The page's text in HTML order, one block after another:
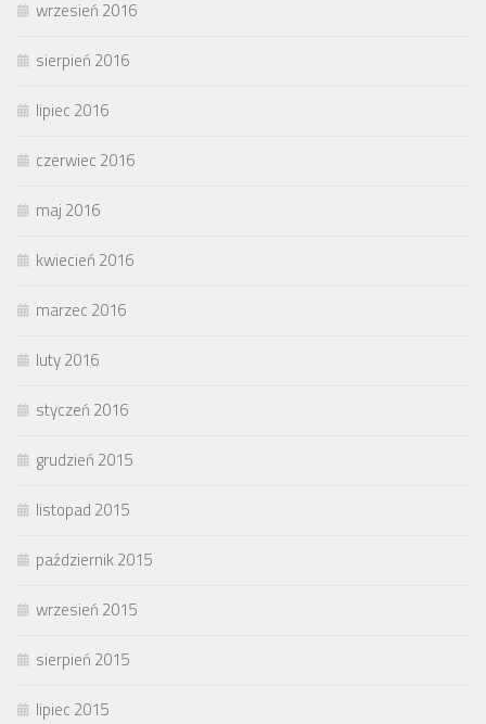
wrzesień 2016
sierpień 2016
lipiec 2016
czerwiec 2016
maj 2016
kwiecień 2016
marzec 2016
luty 2016
styczeń 2016
grudzień 2015
listopad 2015
październik 2015
wrzesień 2015
sierpień 2015
lipiec 2015